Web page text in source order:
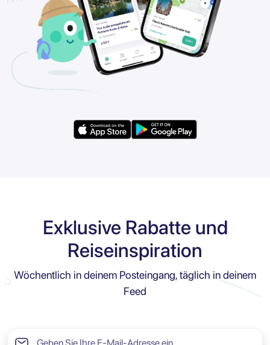
Exklusive Rabatte und
Reiseinspiration
Wöchentlich in deinem Posteingang, täglich in deinem
Feed